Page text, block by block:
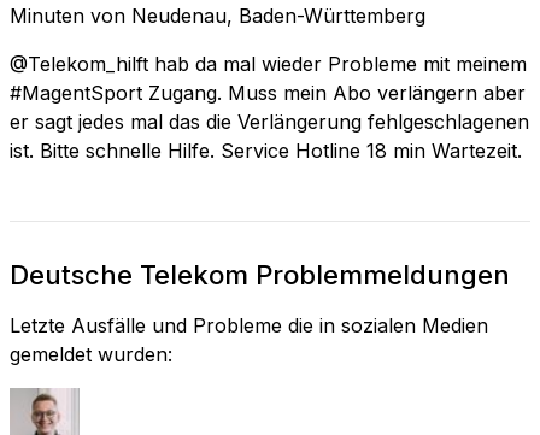
Minuten von Neudenau, Baden-Württemberg
@Telekom_hilft hab da mal wieder Probleme mit meinem
#MagentSport Zugang. Muss mein Abo verlängern aber
er sagt jedes mal das die Verlängerung fehlgeschlagenen
ist. Bitte schnelle Hilfe. Service Hotline 18 min Wartezeit.
Deutsche Telekom Problemmeldungen
Letzte Ausfälle und Probleme die in sozialen Medien
gemeldet wurden: